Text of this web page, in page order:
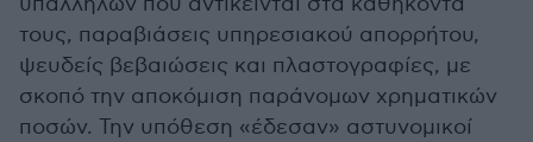
τους, παραβιάσεις υπηρεσιακού απορρήτου,
ψευδείς βεβαιώσεις και πλαστογραφίες, με
σκοπό την αποκόμιση παράνομων χρηματικών
ποσών. Την υπόθεση «έδεσαν» αστυνομικοί